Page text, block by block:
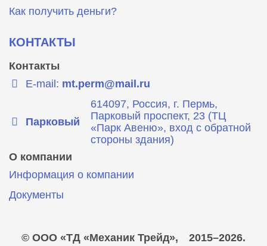
Как получить деньги?
КОНТАКТЫ
Контакты
E-mail: mt.perm@mail.ru
Парковый
614097, Россия, г. Пермь,
Парковый проспект, 23 (ТЦ
«Парк Авеню», вход с обратной
стороны здания)
О компании
Информация о компании
Документы
© ООО «ТД «Механик Трейд», 2015–2026.